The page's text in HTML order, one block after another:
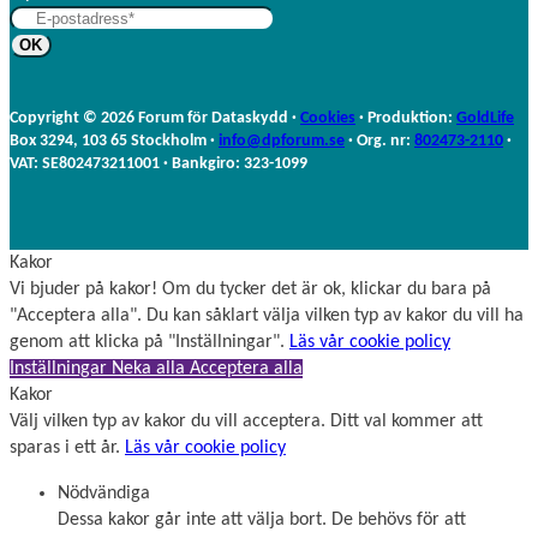
a
m
n
Copyright © 2026 Forum för Dataskydd · Cookies · Produktion: GoldLife
Box 3294, 103 65 Stockholm · info@dpforum.se · Org. nr: 802473-2110 ·
VAT: SE802473211001 · Bankgiro: 323-1099
Kakor
Vi bjuder på kakor! Om du tycker det är ok, klickar du bara på
"Acceptera alla". Du kan såklart välja vilken typ av kakor du vill ha
genom att klicka på "Inställningar". Läs vår cookie policy
Inställningar Neka alla Acceptera alla
Kakor
Välj vilken typ av kakor du vill acceptera. Ditt val kommer att
sparas i ett år. Läs vår cookie policy
Nödvändiga
Dessa kakor går inte att välja bort. De behövs för att